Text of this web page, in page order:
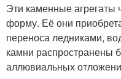
Эти каменные агрегаты
форму. Её они
переноса ледниками,
камни распространены
аллювиальных